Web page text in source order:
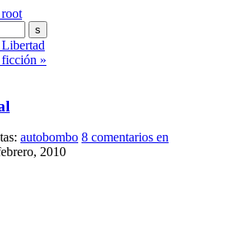
ficción »
autobombo 8 comentarios en
2010